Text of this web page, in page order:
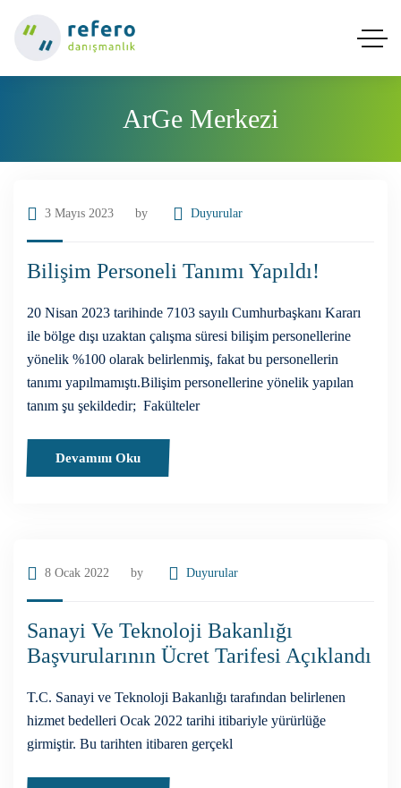
ArGe Merkezi
3 Mayıs 2023 by Duyurular
Bilişim Personeli Tanımı Yapıldı!
20 Nisan 2023 tarihinde 7103 sayılı Cumhurbaşkanı Kararı
ile bölge dışı uzaktan çalışma süresi bilişim personellerine
yönelik %100 olarak belirlenmiş, fakat bu personellerin
tanımı yapılmamıştı.Bilişim personellerine yönelik yapılan
tanım şu şekildedir; Fakülteler
Devamını Oku
8 Ocak 2022 by Duyurular
Sanayi Ve Teknoloji Bakanlığı
Başvurularının Ücret Tarifesi Açıklandı
T.C. Sanayi ve Teknoloji Bakanlığı tarafından belirlenen
hizmet bedelleri Ocak 2022 tarihi itibariyle yürürlüğe
girmiştir. Bu tarihten itibaren gerçekl